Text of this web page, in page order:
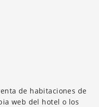
de habitaciones de
web del hotel o los